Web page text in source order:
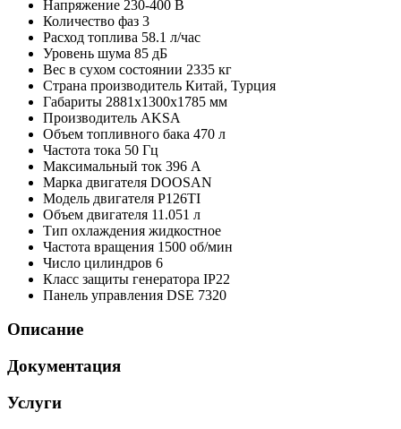
Напряжение 230-400 В
Количество фаз 3
Расход топлива 58.1 л/час
Уровень шума 85 дБ
Вес в сухом состоянии 2335 кг
Страна производитель Китай, Турция
Габариты 2881х1300х1785 мм
Производитель AKSA
Объем топливного бака 470 л
Частота тока 50 Гц
Максимальный ток 396 А
Марка двигателя DOOSAN
Модель двигателя P126TI
Объем двигателя 11.051 л
Тип охлаждения жидкостное
Частота вращения 1500 об/мин
Число цилиндров 6
Класс защиты генератора IP22
Панель управления DSE 7320
Описание
Документация
Услуги